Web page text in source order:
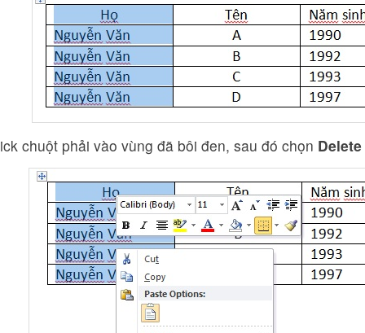
chuột phải vào vùng đã bôi đen, sau đó chọn